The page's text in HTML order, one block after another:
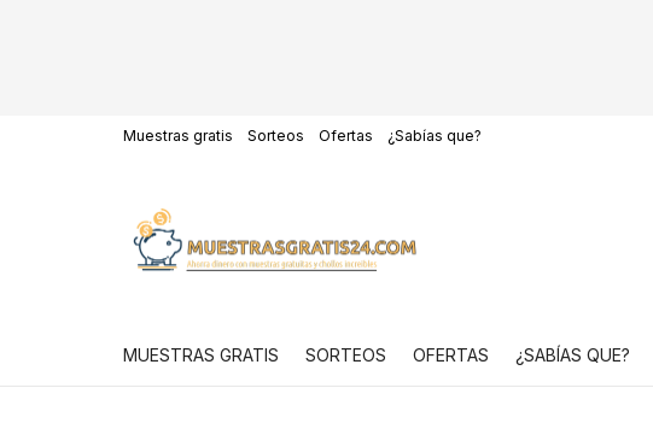
Muestras gratis Sorteos Ofertas ¿Sabías que?
MUESTRAS GRATIS SORTEOS OFERTAS ¿SABÍAS QUE?